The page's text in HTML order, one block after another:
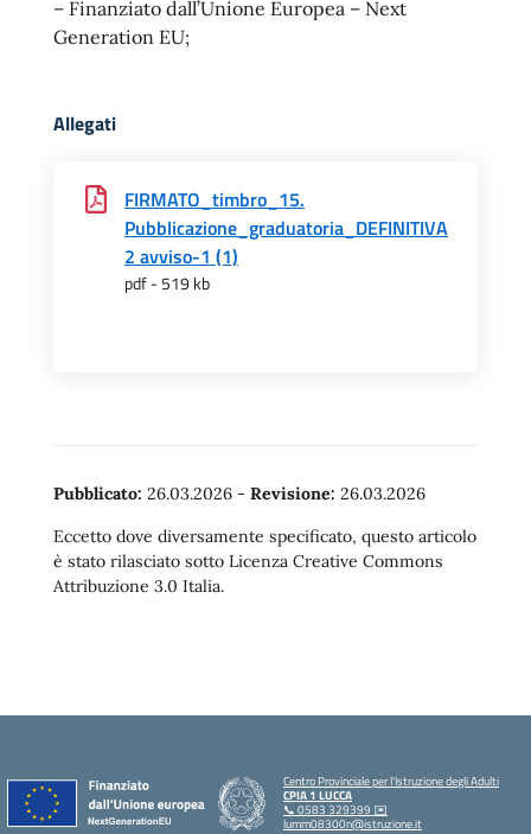
– Finanziato dall’Unione Europea – Next
Generation EU;
Allegati
FIRMATO_timbro_15.
Pubblicazione_graduatoria_DEFINITIVA
2 avviso-1 (1)
pdf - 519 kb
Pubblicato: 26.03.2026 - Revisione: 26.03.2026
Eccetto dove diversamente specificato, questo articolo
è stato rilasciato sotto Licenza Creative Commons
Attribuzione 3.0 Italia.
Centro Provinciale per l'Istruzione degli Adulti
CPIA 1 LUCCA
📞 0583 329399 ✉️
lumm08300n@istruzione.it